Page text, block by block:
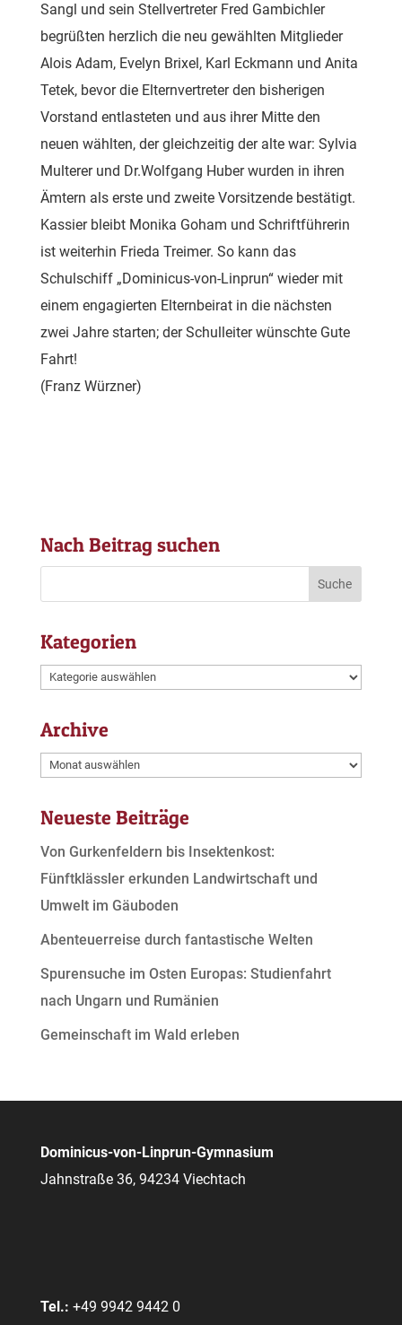
Sangl und sein Stellvertreter Fred Gambichler
begrüßten herzlich die neu gewählten Mitglieder
Alois Adam, Evelyn Brixel, Karl Eckmann und Anita
Tetek, bevor die Elternvertreter den bisherigen
Vorstand entlasteten und aus ihrer Mitte den
neuen wählten, der gleichzeitig der alte war: Sylvia
Multerer und Dr.Wolfgang Huber wurden in ihren
Ämtern als erste und zweite Vorsitzende bestätigt.
Kassier bleibt Monika Goham und Schriftführerin
ist weiterhin Frieda Treimer. So kann das
Schulschiff „Dominicus-von-Linprun“ wieder mit
einem engagierten Elternbeirat in die nächsten
zwei Jahre starten; der Schulleiter wünschte Gute
Fahrt!
(Franz Würzner)
Nach Beitrag suchen
Kategorien
Kategorien
Archive
Archive
Neueste Beiträge
Von Gurkenfeldern bis Insektenkost:
Fünftklässler erkunden Landwirtschaft und
Umwelt im Gäuboden
Abenteuerreise durch fantastische Welten
Spurensuche im Osten Europas: Studienfahrt
nach Ungarn und Rumänien
Gemeinschaft im Wald erleben
Dominicus-von-Linprun-Gymnasium
Jahnstraße 36, 94234 Viechtach
Tel.: +49 9942 9442 0